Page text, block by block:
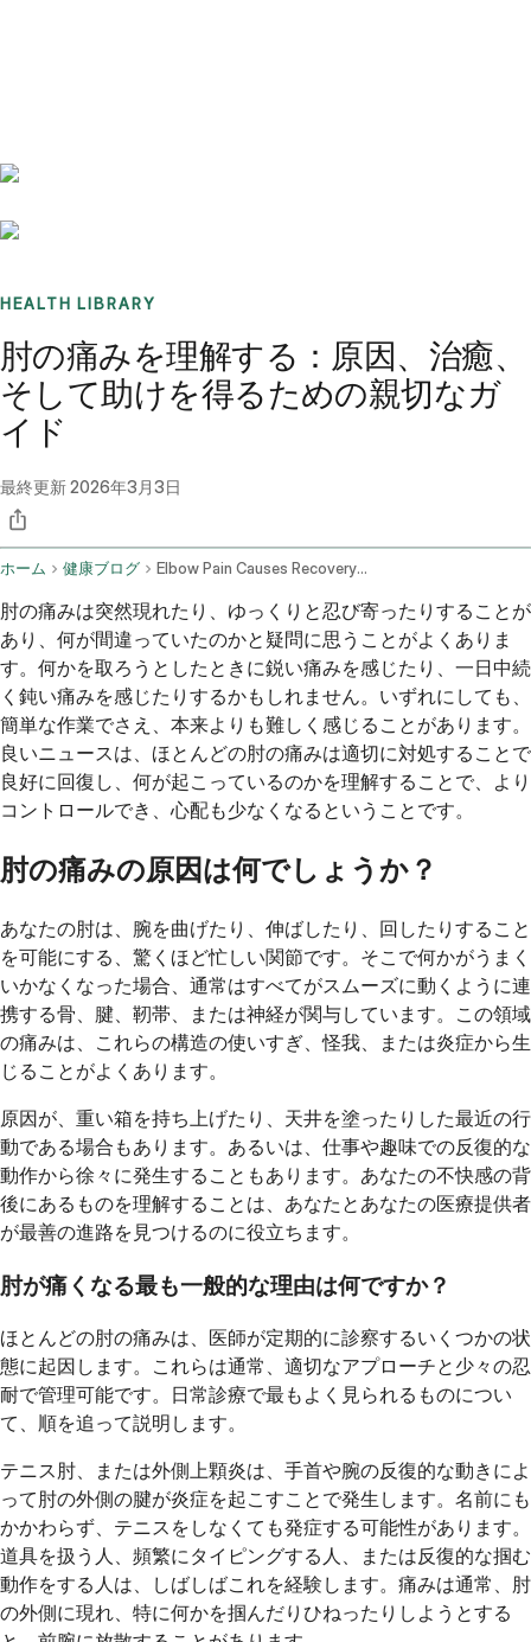
HEALTH LIBRARY
肘の痛みを理解する：原因、治癒、
そして助けを得るための親切なガ
イド
最終更新2026年3月3日
ホーム 健康ブログ Elbow Pain Causes Recovery And When To Seek Help
肘の痛みは突然現れたり、ゆっくりと忍び寄ったりすることが
あり、何が間違っていたのかと疑問に思うことがよくありま
す。何かを取ろうとしたときに鋭い痛みを感じたり、一日中続
く鈍い痛みを感じたりするかもしれません。いずれにしても、
簡単な作業でさえ、本来よりも難しく感じることがあります。
良いニュースは、ほとんどの肘の痛みは適切に対処することで
良好に回復し、何が起こっているのかを理解することで、より
コントロールでき、心配も少なくなるということです。
肘の痛みの原因は何でしょうか？
あなたの肘は、腕を曲げたり、伸ばしたり、回したりすること
を可能にする、驚くほど忙しい関節です。そこで何かがうまく
いかなくなった場合、通常はすべてがスムーズに動くように連
携する骨、腱、靭帯、または神経が関与しています。この領域
の痛みは、これらの構造の使いすぎ、怪我、または炎症から生
じることがよくあります。
原因が、重い箱を持ち上げたり、天井を塗ったりした最近の行
動である場合もあります。あるいは、仕事や趣味での反復的な
動作から徐々に発生することもあります。あなたの不快感の背
後にあるものを理解することは、あなたとあなたの医療提供者
が最善の進路を見つけるのに役立ちます。
肘が痛くなる最も一般的な理由は何ですか？
ほとんどの肘の痛みは、医師が定期的に診察するいくつかの状
態に起因します。これらは通常、適切なアプローチと少々の忍
耐で管理可能です。日常診療で最もよく見られるものについ
て、順を追って説明します。
テニス肘、または外側上顆炎は、手首や腕の反復的な動きによ
って肘の外側の腱が炎症を起こすことで発生します。名前にも
かかわらず、テニスをしなくても発症する可能性があります。
道具を扱う人、頻繁にタイピングする人、または反復的な掴む
動作をする人は、しばしばこれを経験します。痛みは通常、肘
の外側に現れ、特に何かを掴んだりひねったりしようとする